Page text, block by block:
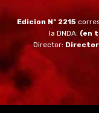
Edicion Nº 2215
la DNDA: (en
Director: Director